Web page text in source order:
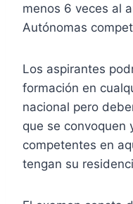
menos 6 veces al
Autónomas
Los aspirantes
formación en
nacional pero
que se convoquen
competentes en
tengan su